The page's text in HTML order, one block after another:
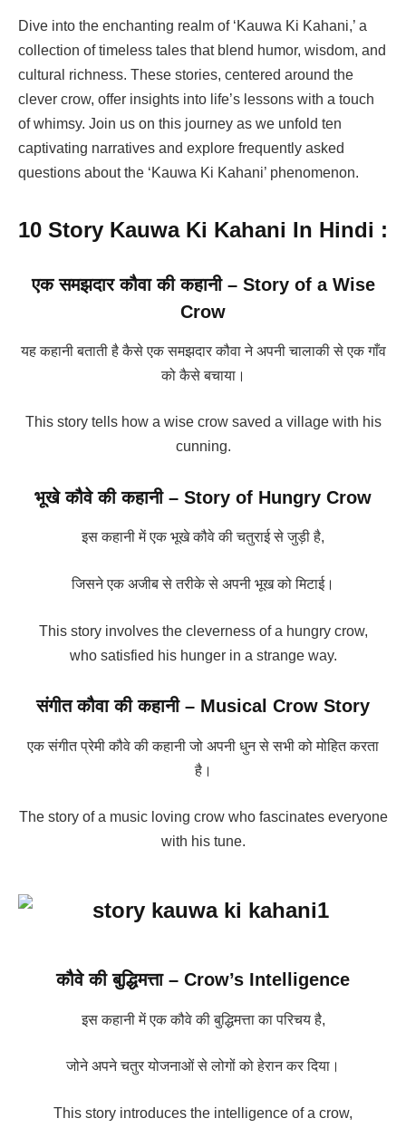
Dive into the enchanting realm of ‘Kauwa Ki Kahani,’ a
collection of timeless tales that blend humor, wisdom, and
cultural richness. These stories, centered around the
clever crow, offer insights into life’s lessons with a touch
of whimsy. Join us on this journey as we unfold ten
captivating narratives and explore frequently asked
questions about the ‘Kauwa Ki Kahani’ phenomenon.
10 Story Kauwa Ki Kahani In Hindi :
एक समझदार कौवा की कहानी – Story of a Wise
Crow
यह कहानी बताती है कैसे एक समझदार कौवा ने अपनी चालाकी से एक गाँव
को कैसे बचाया।
This story tells how a wise crow saved a village with his
cunning.
भूखे कौवे की कहानी – Story of Hungry Crow
इस कहानी में एक भूखे कौवे की चतुराई से जुड़ी है,
जिसने एक अजीब से तरीके से अपनी भूख को मिटाई।
This story involves the cleverness of a hungry crow,
who satisfied his hunger in a strange way.
संगीत कौवा की कहानी – Musical Crow Story
एक संगीत प्रेमी कौवे की कहानी जो अपनी धुन से सभी को मोहित करता
है।
The story of a music loving crow who fascinates everyone
with his tune.
कौवे की बुद्धिमत्ता – Crow’s Intelligence
इस कहानी में एक कौवे की बुद्धिमत्ता का परिचय है,
जोने अपने चतुर योजनाओं से लोगों को हेरान कर दिया।
This story introduces the intelligence of a crow,